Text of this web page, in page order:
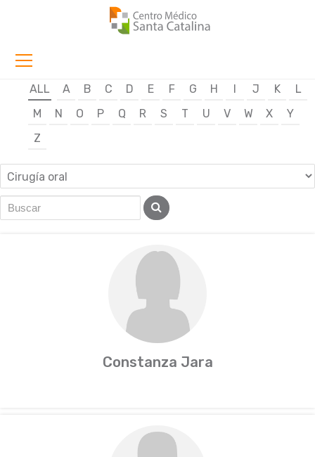
ALL A B C D E F G H I J K
L
M
N O P Q R S T U V W X
Y
Z
Constanza Jara